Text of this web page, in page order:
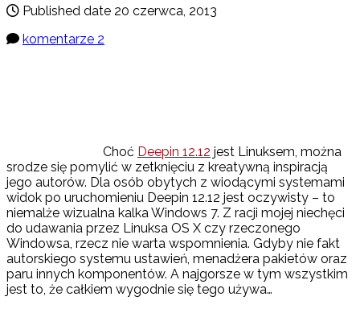
Published date 20 czerwca, 2013
komentarze 2
Choć Deepin 12.12 jest Linuksem, można
srodze się pomylić w zetknięciu z kreatywną inspiracją
jego autorów. Dla osób obytych z wiodącymi systemami
widok po uruchomieniu Deepin 12.12 jest oczywisty – to
niemalże wizualna kalka Windows 7. Z racji mojej niechęci
do udawania przez Linuksa OS X czy rzeczonego
Windowsa, rzecz nie warta wspomnienia. Gdyby nie fakt
autorskiego systemu ustawień, menadżera pakietów oraz
paru innych komponentów. A najgorsze w tym wszystkim
jest to, że całkiem wygodnie się tego używa…